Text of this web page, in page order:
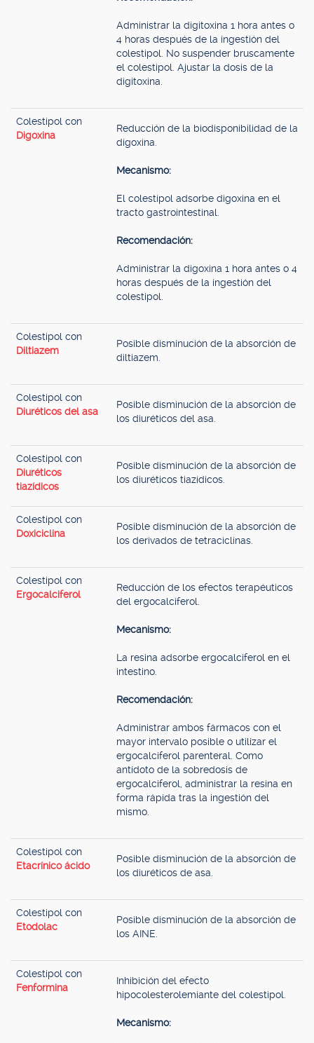
Administrar la digitoxina 1 hora antes o
4 horas después de la ingestión del
colestipol. No suspender bruscamente
el colestipol. Ajustar la dosis de la
digitoxina.
Colestipol con
Digoxina
Reducción de la biodisponibilidad de la
digoxina.
Mecanismo:
El colestipol adsorbe digoxina en el
tracto gastrointestinal.
Recomendación:
Administrar la digoxina 1 hora antes o 4
horas después de la ingestión del
colestipol.
Colestipol con
Diltiazem
Posible disminución de la absorción de
diltiazem.
Colestipol con
Diuréticos del asa
Posible disminución de la absorción de
los diuréticos del asa.
Colestipol con
Diuréticos
tiazídicos
Posible disminución de la absorción de
los diuréticos tiazídicos.
Colestipol con
Doxiciclina
Posible disminución de la absorción de
los derivados de tetraciclinas.
Colestipol con
Ergocalciferol
Reducción de los efectos terapéuticos
del ergocalciferol.
Mecanismo:
La resina adsorbe ergocalciferol en el
intestino.
Recomendación:
Administrar ambos fármacos con el
mayor intervalo posible o utilizar el
ergocalciferol parenteral. Como
antídoto de la sobredosis de
ergocalciferol, administrar la resina en
forma rápida tras la ingestión del
mismo.
Colestipol con
Etacrínico ácido
Posible disminución de la absorción de
los diuréticos de asa.
Colestipol con
Etodolac
Posible disminución de la absorción de
los AINE.
Colestipol con
Fenformina
Inhibición del efecto
hipocolesterolemiante del colestipol.
Mecanismo: